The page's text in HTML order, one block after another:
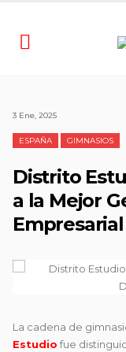
3 Ene, 2025
ESPAÑA GIMNASIOS
Distrito
a la Mejor
Empresarial
La cadena de
Estudio fue